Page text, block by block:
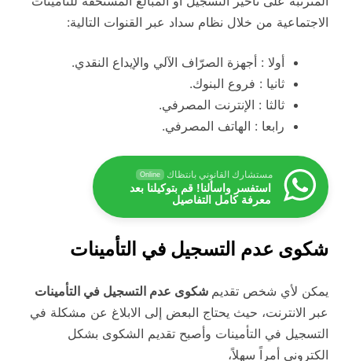
الاجتماعية من خلال نظام سداد عبر القنوات التالية:
أولا : أجهزة الصرّاف الآلي والإيداع النقدي.
ثانيا : فروع البنوك.
ثالثا : الإنترنت المصرفي.
رابعا : الهاتف المصرفي.
مستشارك القانوني بانتظاك Online
استفسر واسألنا! قم بتوكيلنا بعد
معرفة كامل التفاصيل
شكوى عدم التسجيل في التأمينات
يمكن لأي شخص تقديم شكوى عدم التسجيل في التأمينات
عبر الانترنت، حيث يحتاج البعض إلى الابلاغ عن مشكلة في
التسجيل في التأمينات وأصبح تقديم الشكوى بشكل
الكتروني أمراً سهلاً،